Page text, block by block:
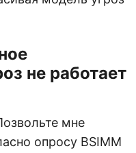
не работает
мне
опросу BSIMM